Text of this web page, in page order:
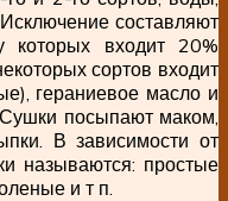
составляют
которых входит 20%
сортов входит
гераниевое масло и
посыпают маком,
В зависимости от
называются: простые
и т п.